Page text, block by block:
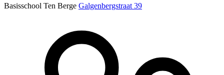
Basisschool Ten Berge Galgenbergstraat 39